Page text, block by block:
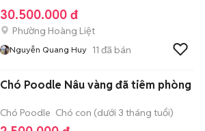
30.500.000 đ
Phường Hoàng Liệt
Nguyễn Quang Huy 11 đã bán
Chó Poodle Nâu vàng đã tiêm phòng
Chó Poodle Chó con (dưới 3 tháng tuổi)